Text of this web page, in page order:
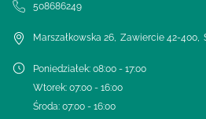
508686249
Marszałkowska 26, Zawiercie 42-400,
Poniedziałek: 08:00 - 17:00
Wtorek: 07:00 - 16:00
Środa: 07:00 - 16:00